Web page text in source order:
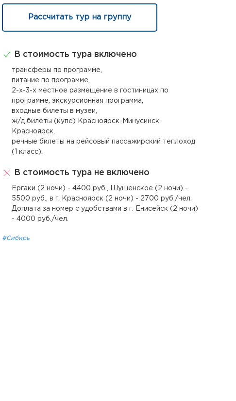
Рассчитать тур на группу
В стоимость тура включено
трансферы по программе,
питание по программе,
2-х-3-х местное размещение в гостиницах по
программе, экскурсионная программа,
входные билеты в музеи,
ж/д билеты (купе) Красноярск-Минусинск-
Красноярск,
речные билеты на рейсовый пассажирский теплоход
(1 класс).
В стоимость тура не включено
Ергаки (2 ночи) - 4400 руб., Шушенское (2 ночи) -
5500 руб., в г. Красноярск (2 ночи) - 2700 руб./чел.
Доплата за номер с удобствами в г. Енисейск (2 ночи)
- 4000 руб./чел.
#Сибирь